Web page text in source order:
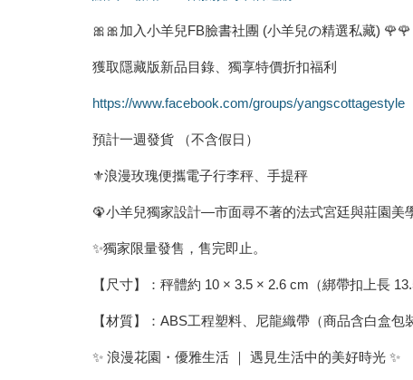
🎀🎀加入小羊兒FB臉書社團 (小羊兒の精選私藏) 🌹🌹
獲取隱藏版新品目錄、獨享特價折扣福利
https://www.facebook.com/groups/yangscottagestyle
預計一週發貨 （不含假日）
⚜️浪漫玫瑰便攜電子行李秤、手提秤
🦚小羊兒獨家設計—市面尋不著的法式宮廷與莊園美
✨獨家限量發售，售完即止。
【尺寸】：秤體約 10 × 3.5 × 2.6 cm（綁帶扣上長
【材質】：ABS工程塑料、尼龍織帶（商品含白盒包
✨ 浪漫花園・優雅生活 ｜ 遇見生活中的美好時光 ✨